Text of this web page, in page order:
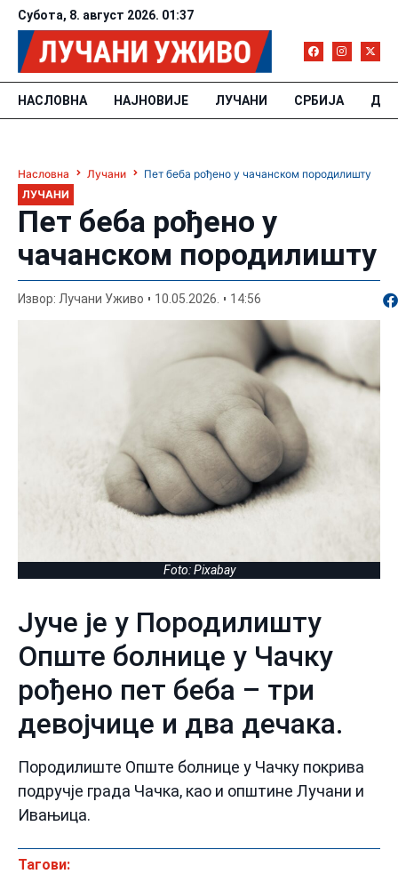
Субота, 8. август 2026. 01:37
НАСЛОВНА НАЈНОВИЈЕ ЛУЧАНИ СРБИЈА
Насловна Лучани
Пет беба рођено у чачанском породилишту
ЛУЧАНИ
Пет беба рођено у
чачанском породилишту
Извор: Лучани Уживо 10.05.2026. 14:56
Foto: Pixabay
Јуче је у Породилишту
Опште болнице у Чачку
рођено пет беба – три
девојчице и два дечака.
Породилиште Опште болнице у Чачку покрива
подручје града Чачка, као и општине Лучани и
Ивањица.
Тагови: